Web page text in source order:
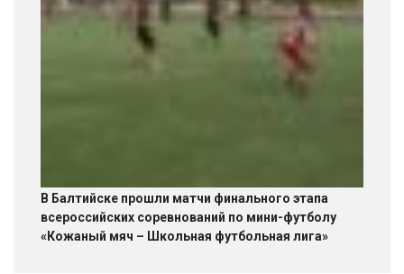
В Балтийске прошли матчи финального этапа
всероссийских соревнований по мини-футболу
«Кожаный мяч – Школьная футбольная лига»